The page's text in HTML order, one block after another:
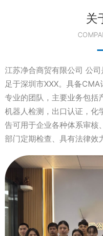
关
江苏净合商贸有限公司 公
足于深圳市XXX。具备
专业的团队，主要业务包括
机器人检测，出口认证，化
告可用于企业各种体系审核
部门定期检查、具有法律效